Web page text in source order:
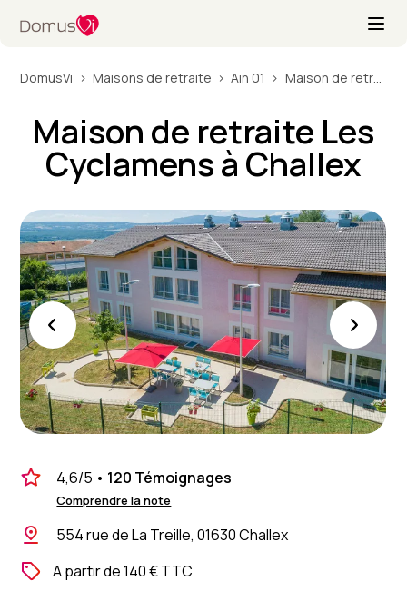
DomusVi Maisons de retraite Ain 01 Maison de retraite Les Cyclamens à Challex
Maison de retraite Les
Cyclamens à Challex
4,6/5 • 120 Témoignages
Comprendre la note
554 rue de La Treille, 01630 Challex
A partir de 140 € TTC